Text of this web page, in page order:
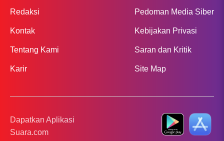
Redaksi
Kontak
Tentang Kami
Karir
Pedoman Media Siber
Kebijakan Privasi
Saran dan Kritik
Site Map
Dapatkan Aplikasi
Suara.com